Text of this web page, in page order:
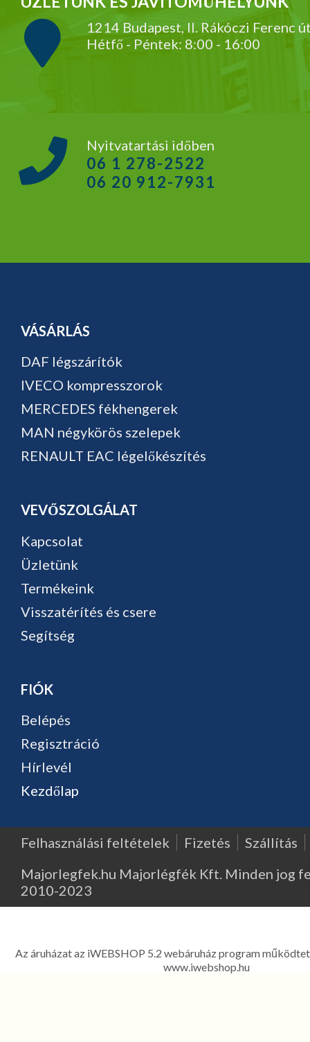
1214 Budapest, II. Rákóczi Ferenc
Hétfő - Péntek: 8:00 - 16:00
Nyitvatartási időben
06 1 278-2522
06 20 912-7931
VÁSÁRLÁS
DAF légszárítók
IVECO kompresszorok
MERCEDES fékhengerek
MAN négykörös szelepek
RENAULT EAC légelőkészítés
VEVŐSZOLGÁLAT
Kapcsolat
Üzletünk
Termékeink
Visszatérítés és csere
Segítség
FIÓK
Belépés
Regisztráció
Hírlevél
Kezdőlap
Felhasználási feltételek Fizetés
Szállítás
Majorlegfek.hu Majorlégfék Kft. Minden jog
2010-2023
Az áruházat az iWEBSHOP 5.2 webáruház program
www.iwebshop.hu